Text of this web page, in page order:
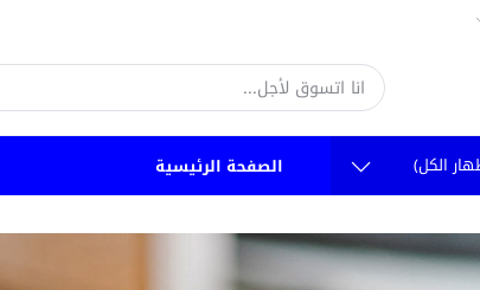
الكل) الصفحة الرئيسية